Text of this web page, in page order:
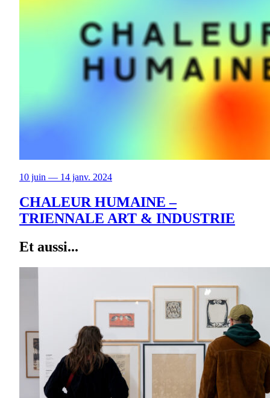
10 juin — 14 janv. 2024
CHALEUR HUMAINE –
TRIENNALE ART & INDUSTRIE
Et aussi...